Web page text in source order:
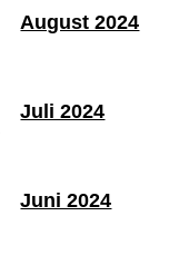
August 2024
Juli 2024
Juni 2024